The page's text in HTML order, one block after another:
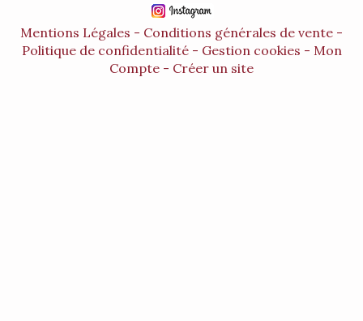
Mentions Légales
Conditions générales de vente
Politique de confidentialité
Gestion cookies
Mon
Compte
Créer un site